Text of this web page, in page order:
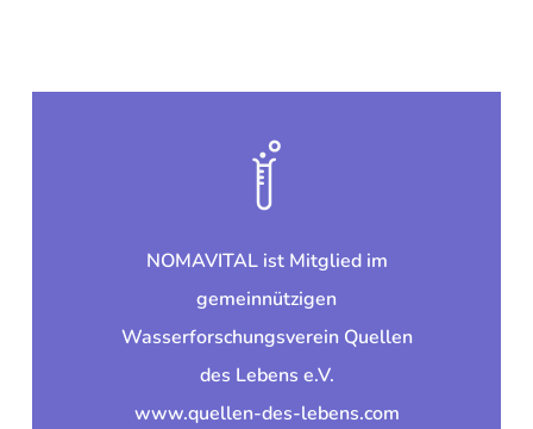
NOMAVITAL ist Mitglied im
gemeinnützigen
Wasserforschungsverein Quellen
des Lebens e.V.
www.quellen-des-lebens.com
Der gemeinnützige Verein Quellen
des Lebens e.V. hat sich der
ganzheitlich-erweiterten
Wasserforschung
gesundes Wasser“